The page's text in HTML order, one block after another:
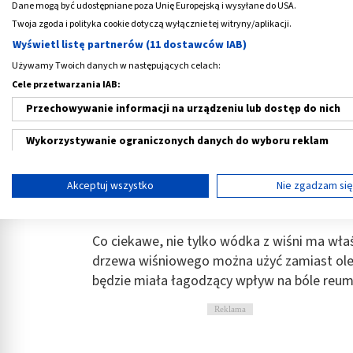
Spożywana w małych ilościach nalewka z
układ krążenia. Wiśnie są źródłem potasu,
prawidłowego funkcjonowania naszego
wzmacnia naczynia. Nalewka wiśniowa jest
Owoce posiadają fitoestrogeny, czyli
polecany kobietom, które cierpią na
skutecznie wzmocni nasz układ
Dzięki temu spożywanie nalewki z wiśni
Co ciekawe, nie tylko wódka z wiśni ma
drzewa wiśniowego można użyć zamiast
będzie miała łagodzący wpływ na bóle
Reklama
Dane mogą być udostępniane poza Unię Europejską i wysyłane do USA.
Twoja zgoda i polityka cookie dotyczą wyłącznie tej witryny/aplikacji.
Wyświetl listę partnerów (11 dostawców IAB)
Używamy Twoich danych w następujących celach:
Cele przetwarzania IAB:
Przechowywanie informacji na urządzeniu lub dostęp do nich
Wykorzystywanie ograniczonych danych do wyboru reklam
Tworzenie profili w celu spersonalizowanych reklam
Tworzenie profili w celu personalizacji treści
Wykorzystywanie profili w celu doboru spersonalizowanych
Akceptuj wszystko Nie zgadzam się